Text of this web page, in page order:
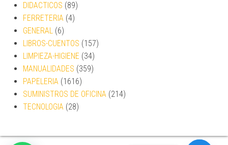
DIDACTICOS (89)
FERRETERIA (4)
GENERAL (6)
LIBROS-CUENTOS (157)
LIMPIEZA-HIGIENE (34)
MANUALIDADES (359)
PAPELERIA (1616)
SUMINISTROS DE OFICINA (214)
TECNOLOGIA (28)